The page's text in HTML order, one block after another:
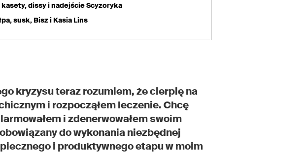
dissy i nadejście Scyzoryka
susk, Bisz i Kasia Lins
kryzysu teraz rozumiem, że cierpię na
i rozpocząłem leczenie. Chcę
i zdenerwowałem swoim
do wykonania niezbędnej
i produktywnego etapu w moim